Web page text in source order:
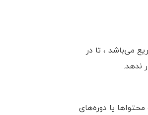
می‌باشد ، تا در
ندهد.
یا دوره‌های